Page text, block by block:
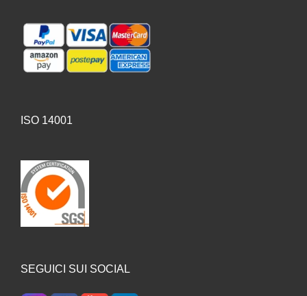
ISO 14001
SEGUICI SUI SOCIAL